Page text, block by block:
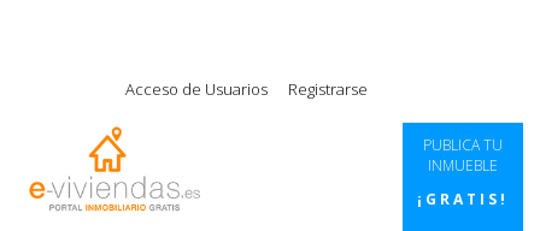
Acceso de Usuarios Registrarse
PUBLICA TU
INMUEBLE
¡GRATIS!